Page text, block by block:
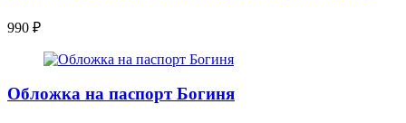
990 ₽
Обложка на паспорт Богиня